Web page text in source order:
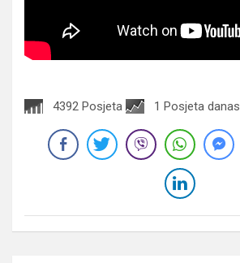
4392 Posjeta 1 Posjeta danas